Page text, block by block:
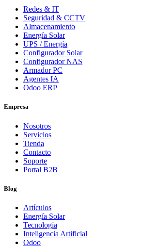
Redes & IT
Seguridad & CCTV
Almacenamiento
Energía Solar
UPS / Energía
Configurador Solar
Configurador NAS
Armador PC
Agentes IA
Odoo ERP
Empresa
Nosotros
Servicios
Tienda
Contacto
Soporte
Portal B2B
Blog
Artículos
Energía Solar
Tecnología
Inteligencia Artificial
Odoo